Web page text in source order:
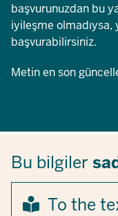
başvurunuzdan bu
iyileşme
başvurabilirsiniz.
Metin en son
Bu bilgiler
To the